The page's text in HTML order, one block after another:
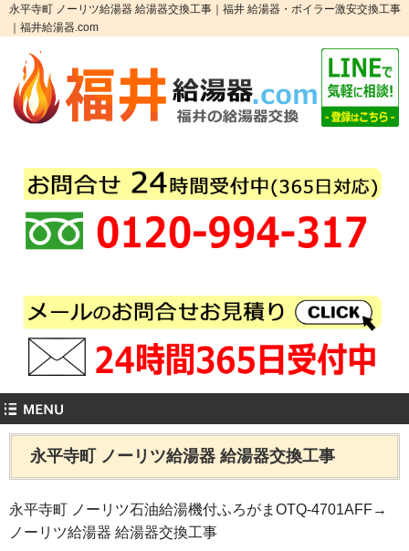
永平寺町 ノーリツ給湯器 給湯器交換工事｜福井 給湯器・ボイラー激安交換工事
｜福井給湯器.com
永平寺町 ノーリツ給湯器 給湯器交換工事
永平寺町 ノーリツ石油給湯機付ふろがまOTQ-4701AFF→
ノーリツ給湯器 給湯器交換工事